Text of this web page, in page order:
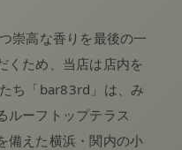
崇高な香りを最後の一
くため、当店は店内を
ち「bar83rd」は、み
ルーフトップテラス
備えた横浜・関内の小